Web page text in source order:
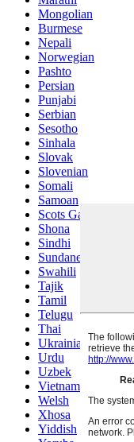
Mongolian
Burmese
Nepali
Norwegian
Pashto
Persian
Punjabi
Serbian
Sesotho
Sinhala
Slovak
Slovenian
Somali
Samoan
Scots Gaelic
Shona
Sindhi
Sundanese
Swahili
Tajik
Tamil
Telugu
Thai
Ukrainian
Urdu
Uzbek
Vietnamese
Welsh
Xhosa
Yiddish